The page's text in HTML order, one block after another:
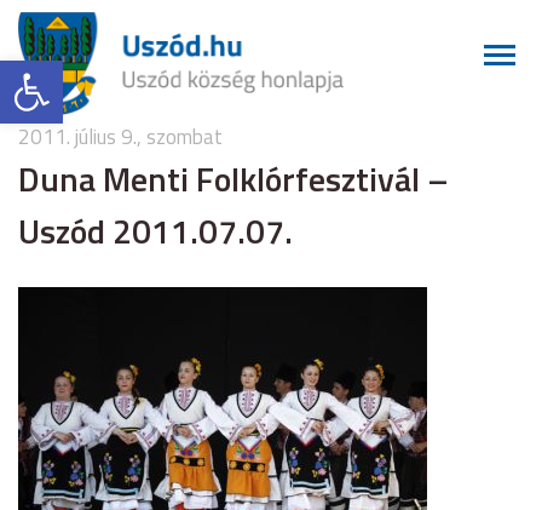
Eszköztár megnyitása
2011. július 9., szombat
Duna Menti Folklórfesztivál –
Uszód 2011.07.07.